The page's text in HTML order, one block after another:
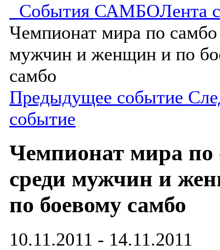
События САМБОЛента
Чемпионат мира по самбо
мужчин и женщин и по
самбо
Предыдущее событие
событие
Чемпионат мира по
среди мужчин и
по боевому самбо
10.11.2011 - 14.11.2011